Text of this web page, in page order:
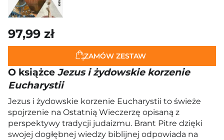
97,99 zł
ZAMÓW ZESTAW
O książce Jezus i żydowskie korzenie
Eucharystii
Jezus i żydowskie korzenie Eucharystii to świeże
spojrzenie na Ostatnią Wieczerzę opisaną z
perspektywy tradycji judaizmu. Brant Pitre dzięki
swojej dogłębnej wiedzy biblijnej odpowiada na